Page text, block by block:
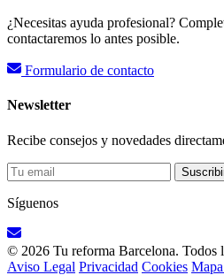
¿Necesitas ayuda profesional?
contactaremos lo antes posible.
Formulario de contacto
Newsletter
Recibe consejos y novedades
Síguenos
© 2026 Tu reforma Barcelona. Todos
Aviso Legal Privacidad Cookies